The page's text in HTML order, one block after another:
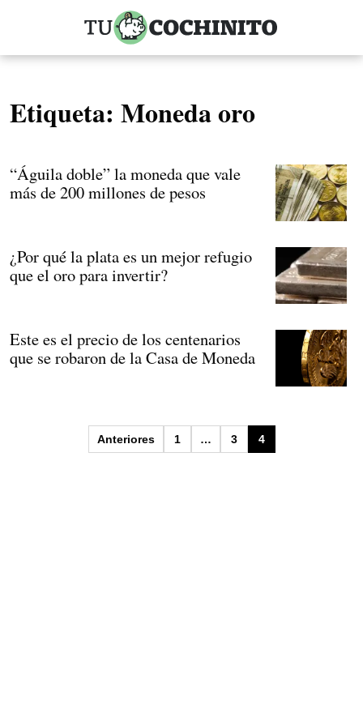
Etiqueta: Moneda oro
“Águila doble” la moneda que vale
más de 200 millones de pesos
¿Por qué la plata es un mejor refugio
que el oro para invertir?
Este es el precio de los centenarios
que se robaron de la Casa de Moneda
PaginaciónAnteriores 1 … 3 4